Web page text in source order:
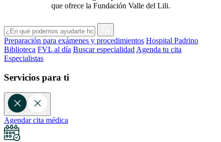
que ofrece la Fundación Valle del Lili.
Preparación para exámenes y procedimientos Hospital Padrino
Biblioteca FVL al día Buscar especialidad Agenda tu cita
Especialistas
Servicios para ti
Agendar cita médica